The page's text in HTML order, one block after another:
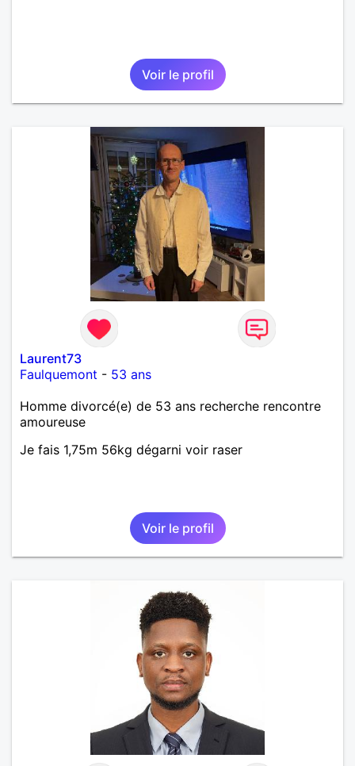
Voir le profil
Laurent73
Faulquemont - 53 ans
Homme divorcé(e) de 53 ans recherche rencontre
amoureuse
Je fais 1,75m 56kg dégarni voir raser
Voir le profil